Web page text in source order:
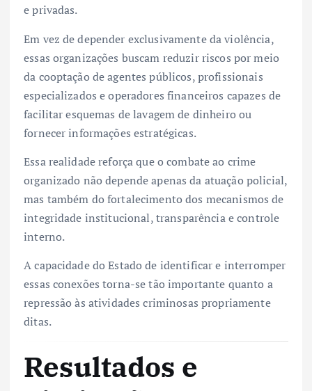
e privadas.
Em vez de depender exclusivamente da violência,
essas organizações buscam reduzir riscos por meio
da cooptação de agentes públicos, profissionais
especializados e operadores financeiros capazes de
facilitar esquemas de lavagem de dinheiro ou
fornecer informações estratégicas.
Essa realidade reforça que o combate ao crime
organizado não depende apenas da atuação policial,
mas também do fortalecimento dos mecanismos de
integridade institucional, transparência e controle
interno.
A capacidade do Estado de identificar e interromper
essas conexões torna-se tão importante quanto a
repressão às atividades criminosas propriamente
ditas.
Resultados e